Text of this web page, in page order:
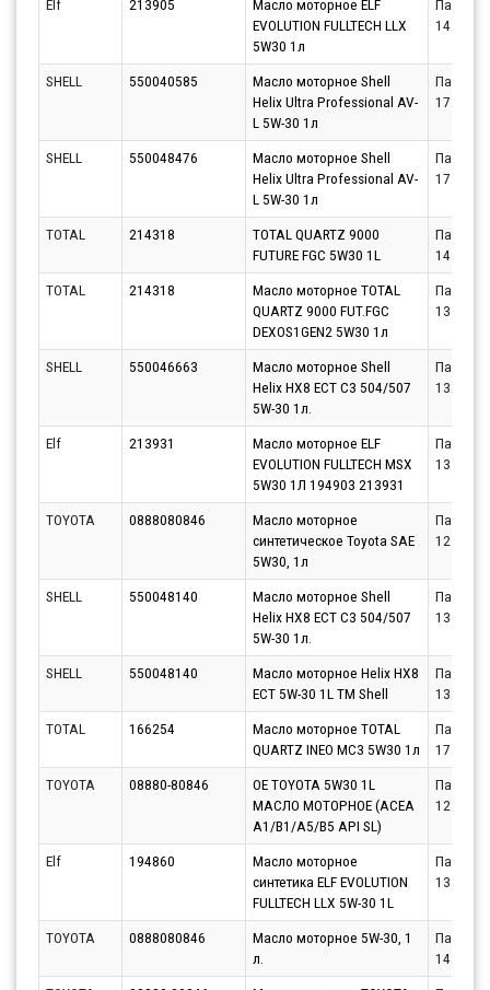
Elf 213905
Масло моторное ELF
EVOLUTION FULLTECH LLX
5W30 1л
Партнёр
SHELL 550040585
Масло моторное Shell
Helix Ultra Professional AV-
L 5W-30 1л
Партнёр
SHELL 550048476
Масло моторное Shell
Helix Ultra Professional AV-
L 5W-30 1л
Партнёр
TOTAL 214318
TOTAL QUARTZ 9000
FUTURE FGC 5W30 1L
Партнёр
TOTAL
214318
Масло моторное TOTAL
QUARTZ 9000 FUT.FGC
DEXOS1GEN2 5W30 1л
Партнёр
SHELL 550046663
Масло моторное Shell
Helix HX8 ECT C3 504/507
5W-30 1л.
Партнёр
Elf 213931
Масло моторное ELF
EVOLUTION FULLTECH MSX
5W30 1Л 194903 213931
Партнёр
TOYOTA 0888080846
Масло моторное
синтетическое Toyota SAE
5W30, 1л
Партнёр
SHELL 550048140
Масло моторное Shell
Helix HX8 ECT C3 504/507
5W-30 1л.
Партнёр
SHELL 550048140
Масло моторное Helix HX8
ECT 5W-30 1L ТМ Shell
Партнёр
TOTAL
166254
Масло моторное TOTAL
QUARTZ INEO MC3 5W30 1л
Партнёр
TOYOTA
08880-80846
OE TOYOTA 5W30 1L
МАСЛО МОТОРНОЕ (ACEA
A1/B1/A5/B5 API SL)
Партнёр
Elf 194860
Масло моторное
синтетика ELF EVOLUTION
FULLTECH LLX 5W-30 1L
Партнёр
TOYOTA 0888080846
Масло моторное 5W-30, 1
л.
Партнёр